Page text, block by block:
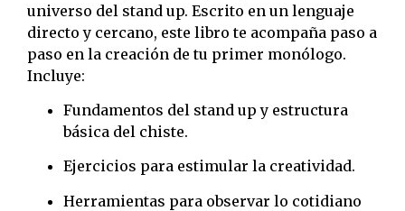
universo del stand up. Escrito en un lenguaje
directo y cercano, este libro te acompaña paso a
paso en la creación de tu primer monólogo.
Incluye:
Fundamentos del stand up y estructura
básica del chiste.
Ejercicios para estimular la creatividad.
Herramientas para observar lo cotidiano